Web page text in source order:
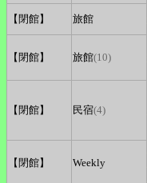
【閉館】 旅館
【閉館】 旅館(10)
【閉館】 民宿(4)
【閉館】 Weekly